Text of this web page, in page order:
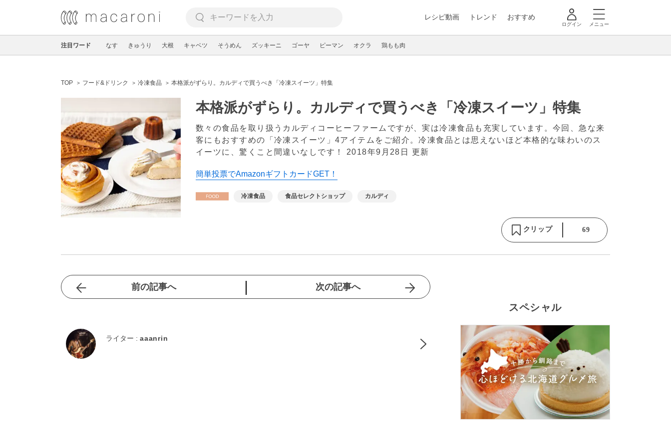
レシピ動画 トレンド おすすめ
ログイン メニュー
注目ワード なす きゅうり 大根 キャベツ そうめん ズッキーニ ゴーヤ ピーマン オクラ 鶏もも肉
TOP フード&ドリンク 冷凍食品 本格派がずらり。カルディで買うべき「冷凍スイーツ」特集
本格派がずらり。カルディで買うべき「冷凍スイーツ」特集
数々の食品を取り扱うカルディコーヒーファームですが、実は冷凍食品も充実しています。今回、急な来
客にもおすすめの「冷凍スイーツ」4アイテムをご紹介。冷凍食品とは思えないほど本格的な味わいのス
イーツに、驚くこと間違いなしです！ 2018年9月28日 更新
簡単投票でAmazonギフトカードGET！
冷凍食品 食品セレクトショップ カルディ
クリップ 69
前の記事へ 次の記事へ
ライター : aaanrin
スペシャル